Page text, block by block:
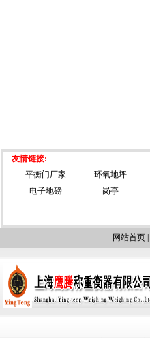
友情链接:
平衡门厂家
环氧地坪
电子地磅
岗亭
网站首页